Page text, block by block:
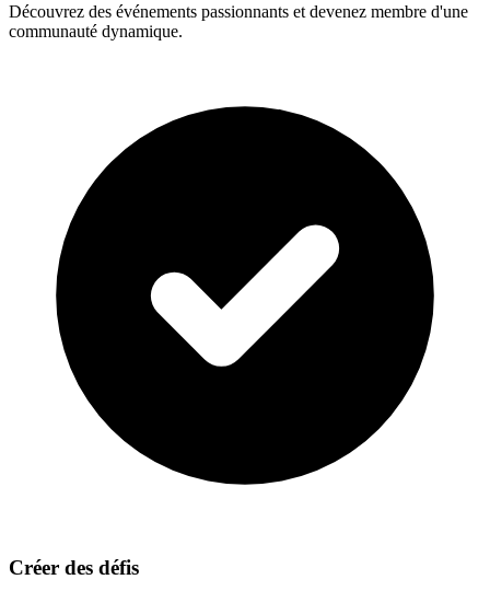
Découvrez des événements passionnants et devenez membre d'une
communauté dynamique.
Créer des défis